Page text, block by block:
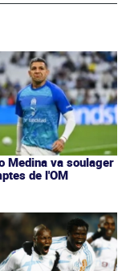
Medina va soulager
de l'OM